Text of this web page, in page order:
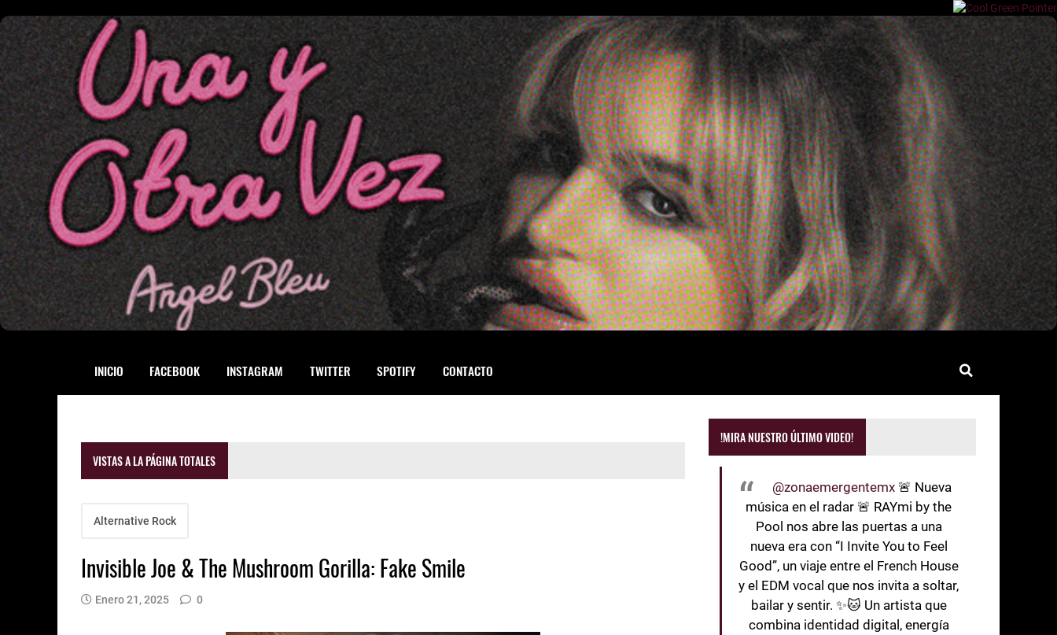
INICIO FACEBOOK INSTAGRAM TWITTER SPOTIFY CONTACTO
VISTAS A LA PÁGINA TOTALES
Alternative Rock
Invisible Joe & The Mushroom Gorilla: Fake Smile
Enero 21, 2025 0
!MIRA NUESTRO ÚLTIMO VIDEO!
@zonaemergentemx 🚨 Nueva
música en el radar 🚨 RAYmi by the
Pool nos abre las puertas a una
nueva era con “I Invite You to Feel
Good”, un viaje entre el French House
y el EDM vocal que nos invita a soltar,
bailar y sentir. ✨🐱 Un artista que
combina identidad digital, energía